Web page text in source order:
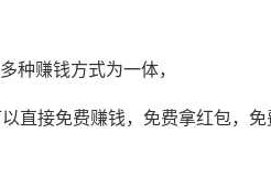
赚钱方式为一体，
直接免费赚钱，免费拿红包，